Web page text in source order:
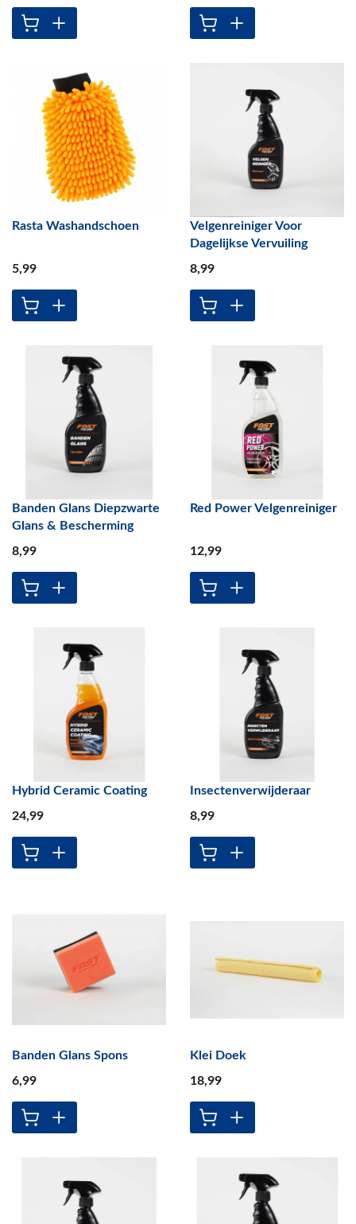
Rasta Washandschoen
5,99
Velgenreiniger Voor
Dagelijkse Vervuiling
8,99
Banden Glans Diepzwarte
Glans & Bescherming
8,99
Red Power Velgenreiniger
12,99
Hybrid Ceramic Coating
24,99
Insectenverwijderaar
8,99
Banden Glans Spons
6,99
Klei Doek
18,99